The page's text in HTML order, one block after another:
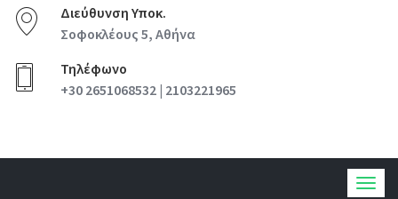
Διεύθυνση Υποκ.
Σοφοκλέους 5, Αθήνα
Τηλέφωνο
+30 2651068532 | 2103221965